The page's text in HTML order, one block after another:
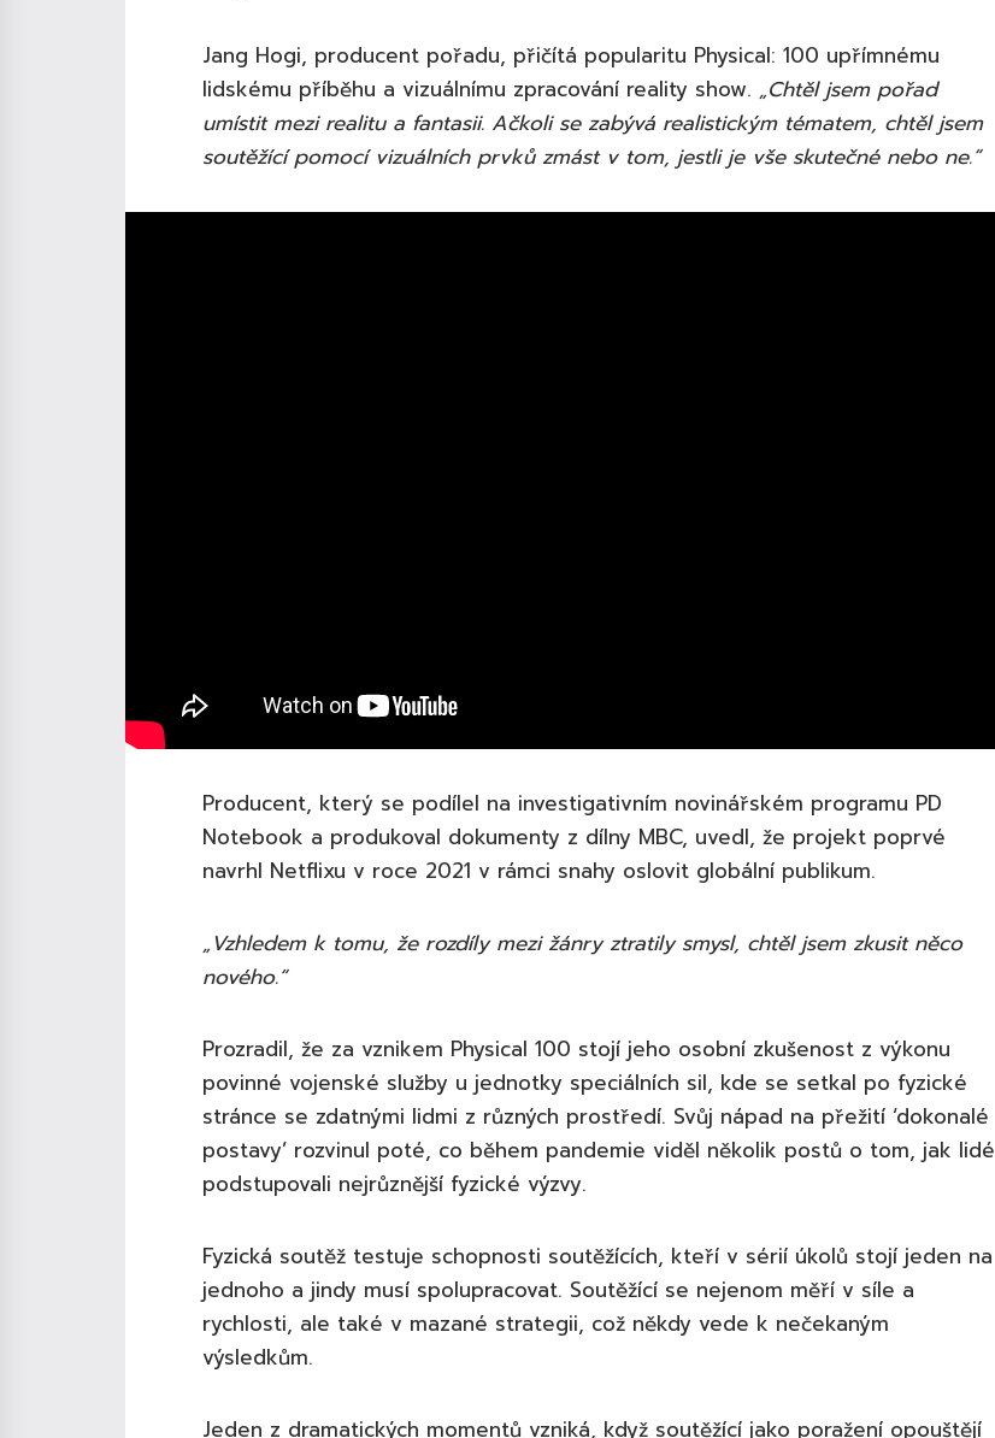
Jang Hogi, producent pořadu, přičítá popularitu Physical: 100 upřímnému
lidskému příběhu a vizuálnímu zpracování reality show. „Chtěl jsem pořad
umístit mezi realitu a fantasii. Ačkoli se zabývá realistickým tématem, chtěl jsem
soutěžící pomocí vizuálních prvků zmást v tom, jestli je vše skutečné nebo ne.“
Producent, který se podílel na investigativním novinářském programu PD
Notebook a produkoval dokumenty z dílny MBC, uvedl, že projekt poprvé
navrhl Netflixu v roce 2021 v rámci snahy oslovit globální publikum.
„Vzhledem k tomu, že rozdíly mezi žánry ztratily smysl, chtěl jsem zkusit něco
nového.“
Prozradil, že za vznikem Physical 100 stojí jeho osobní zkušenost z výkonu
povinné vojenské služby u jednotky speciálních sil, kde se setkal po fyzické
stránce se zdatnými lidmi z různých prostředí. Svůj nápad na přežití ‘dokonalé
postavy’ rozvinul poté, co během pandemie viděl několik postů o tom, jak lidé
podstupovali nejrůznější fyzické výzvy.
Fyzická soutěž testuje schopnosti soutěžících, kteří v sérií úkolů stojí jeden na
jednoho a jindy musí spolupracovat. Soutěžící se nejenom měří v síle a
rychlosti, ale také v mazané strategii, což někdy vede k nečekaným
výsledkům.
Jeden z dramatických momentů vzniká, když soutěžící jako poražení opouštějí